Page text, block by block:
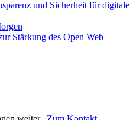
und Sicherheit für digitale
Stärkung des Open Web